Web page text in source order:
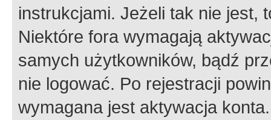
instrukcjami. Jeżeli tak nie jest,
Niektóre fora wymagają
samych użytkowników, bądź
nie logować. Po rejestracji
wymagana jest aktywacja